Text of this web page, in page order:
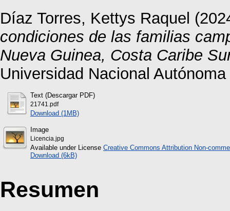
Díaz Torres, Kettys Raquel
condiciones de las familias
Nueva Guinea, Costa Caribe
Universidad Nacional
Text (Descargar PDF)
21741.pdf
Download (1MB)
Image
Licencia.jpg
Available under License Creative Commons Attribution Non-
Download (6kB)
Resumen